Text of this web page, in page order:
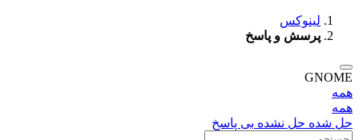
لینوکس
پرسش و پاسخ
GNOME
همه
همه
حل شده حل نشده بی پاسخ